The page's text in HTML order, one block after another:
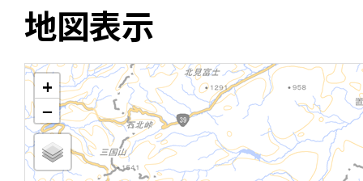
地図表示
+
−